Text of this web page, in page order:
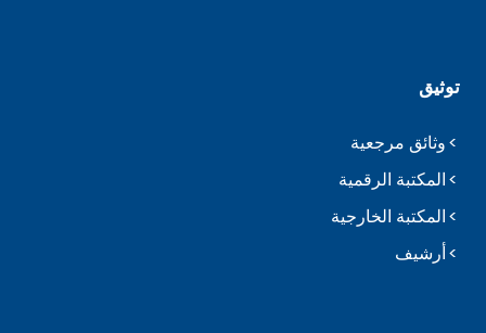
توثيق
وثائق مرجعية
المكتبة الرقمية
المكتبة الخارجية
أرشيف